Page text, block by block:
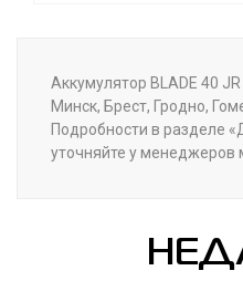
Аккумулятор BLADE 40
Минск, Брест, Гродно,
Подробности в разделе
уточняйте у менеджеров